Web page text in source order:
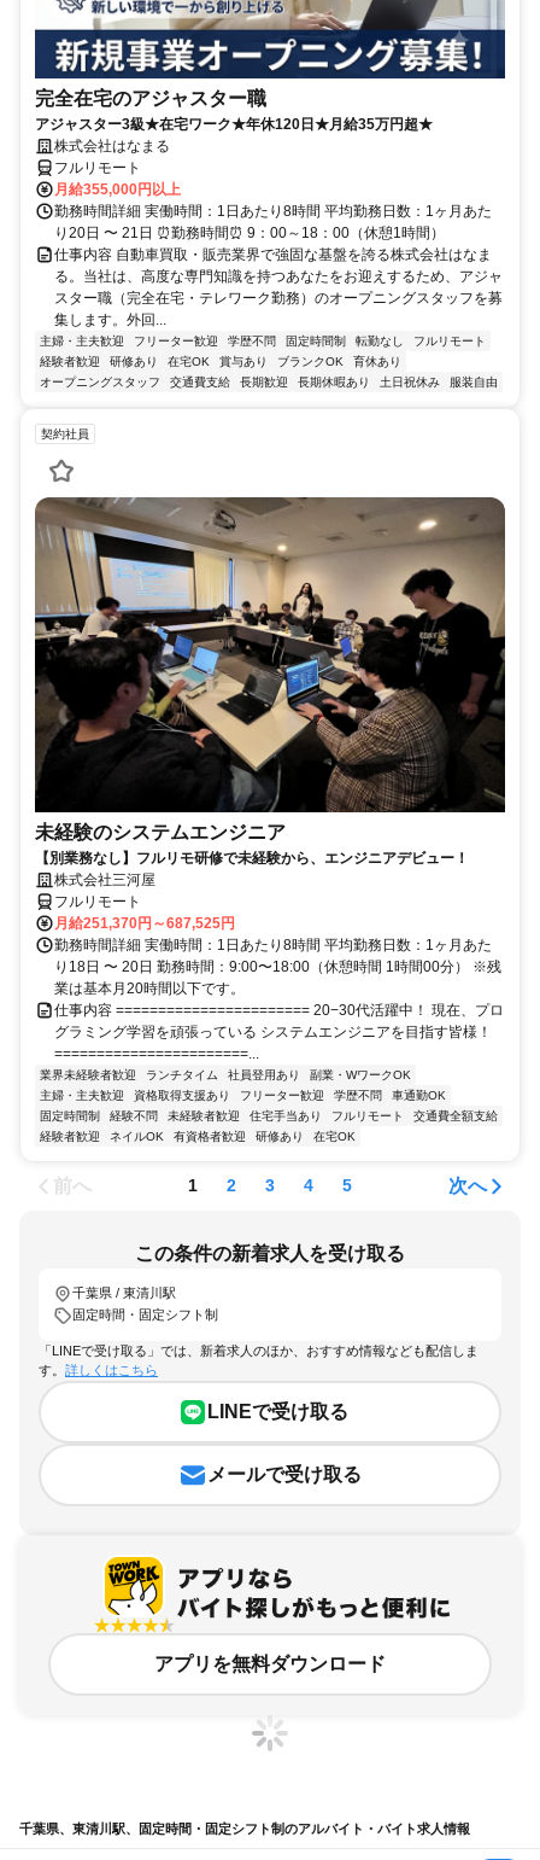
完全在宅のアジャスター職
アジャスター3級★在宅ワーク★年休120日★月給35万円超★
株式会社はなまる
フルリモート
月給355,000円以上
勤務時間詳細 実働時間：1日あたり8時間 平均勤務日数：1ヶ月あた
り20日 〜 21日 ⏰勤務時間⏰ 9：00～18：00（休憩1時間）
仕事内容 自動車買取・販売業界で強固な基盤を誇る株式会社はなま
る。当社は、高度な専門知識を持つあなたをお迎えするため、アジャ
スター職（完全在宅・テレワーク勤務）のオープニングスタッフを募
集します。外回...
主婦・主夫歓迎 フリーター歓迎 学歴不問 固定時間制 転勤なし
フルリモート
経験者歓迎
研修あり 在宅OK 賞与あり ブランクOK
育休あり
オープニングスタッフ
交通費支給 長期歓迎 長期休暇あり 土日祝休み 服装自由
契約社員
未経験のシステムエンジニア
【別業務なし】フルリモ研修で未経験から、エンジニアデビュー！
株式会社三河屋
フルリモート
月給251,370円～687,525円
勤務時間詳細 実働時間：1日あたり8時間 平均勤務日数：1ヶ月あた
り18日 〜 20日 勤務時間：9:00〜18:00（休憩時間 1時間00分） ※残
業は基本月20時間以下です。
仕事内容 ======================= 20−30代活躍中！ 現在、プロ
グラミング学習を頑張っている システムエンジニアを目指す皆様！
=======================...
業界未経験者歓迎 ランチタイム 社員登用あり
副業・WワークOK
主婦・主夫歓迎
資格取得支援あり フリーター歓迎 学歴不問
車通勤OK
固定時間制
経験不問 未経験者歓迎 住宅手当あり フルリモート
交通費全額支給
経験者歓迎
ネイルOK 有資格者歓迎 研修あり 在宅OK
前へ 1 2 3 4 5 次へ
この条件の新着求人を受け取る
千葉県 / 東清川駅
固定時間・固定シフト制
「LINEで受け取る」では、新着求人のほか、おすすめ情報なども配信しま
す。 詳しくはこちら
LINEで受け取る
メールで受け取る
アプリを無料ダウンロード
千葉県、東清川駅、固定時間・固定シフト制のアルバイト・バイト求人情報